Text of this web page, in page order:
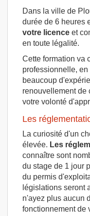
Dans la ville de
durée de 6 heures
votre licence et
en toute légalité.
Cette formation va
professionnelle,
beaucoup
renouvellement de
votre volonté
Les
La curiosité d'un
élevée. Les
connaître sont
du stage de 1 jour
du permis
législations seront
n'ayez plus aucun
fonctionnement de